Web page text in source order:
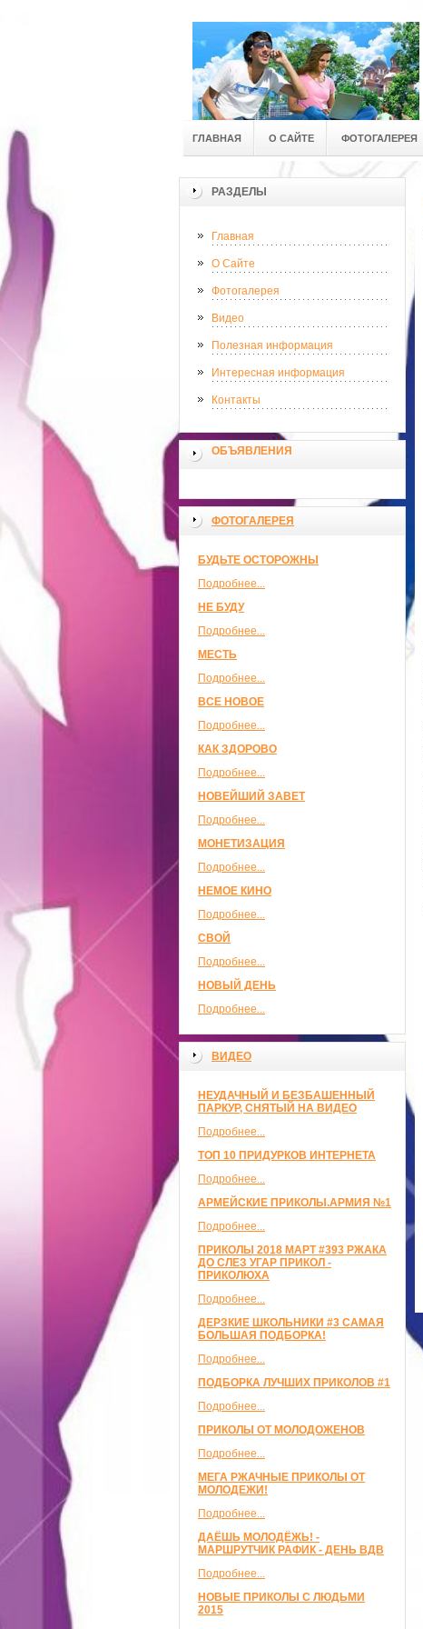
ГЛАВНАЯ О САЙТЕ ФОТОГАЛЕРЕЯ
РАЗДЕЛЫ
Главная
О Сайте
Фотогалерея
Видео
Полезная информация
Интересная информация
Контакты
ОБЪЯВЛЕНИЯ
ФОТОГАЛЕРЕЯ
БУДЬТЕ ОСТОРОЖНЫ
Подробнее...
НЕ БУДУ
Подробнее...
МЕСТЬ
Подробнее...
ВСЕ НОВОЕ
Подробнее...
КАК ЗДОРОВО
Подробнее...
НОВЕЙШИЙ ЗАВЕТ
Подробнее...
МОНЕТИЗАЦИЯ
Подробнее...
НЕМОЕ КИНО
Подробнее...
СВОЙ
Подробнее...
НОВЫЙ ДЕНЬ
Подробнее...
ВИДЕО
НЕУДАЧНЫЙ И БЕЗБАШЕННЫЙ
ПАРКУР, СНЯТЫЙ НА ВИДЕО
Подробнее...
ТОП 10 ПРИДУРКОВ ИНТЕРНЕТА
Подробнее...
АРМЕЙСКИЕ ПРИКОЛЫ.АРМИЯ №1
Подробнее...
ПРИКОЛЫ 2018 МАРТ #393 РЖАКА
ДО СЛЕЗ УГАР ПРИКОЛ -
ПРИКОЛЮХА
Подробнее...
ДЕРЗКИЕ ШКОЛЬНИКИ #3 САМАЯ
БОЛЬШАЯ ПОДБОРКА!
Подробнее...
ПОДБОРКА ЛУЧШИХ ПРИКОЛОВ #1
Подробнее...
ПРИКОЛЫ ОТ МОЛОДОЖЕНОВ
Подробнее...
МЕГА РЖАЧНЫЕ ПРИКОЛЫ ОТ
МОЛОДЕЖИ!
Подробнее...
ДАЁШЬ МОЛОДЁЖЬ! -
МАРШРУТЧИК РАФИК - ДЕНЬ ВДВ
Подробнее...
НОВЫЕ ПРИКОЛЫ С ЛЮДЬМИ
2015